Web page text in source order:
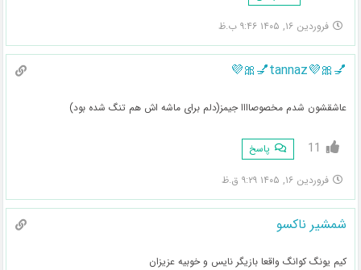
فروردین ۱۶, ۱۴۰۵ ۹:۴۶ ب.ظ
💅🎀💜tannaz💅🎀💜
عاشقشون شدم مخصوصاااا جیمز(دلم برای ماشه اش هم تنگ شده بود)
11 پاسخ
فروردین ۱۶, ۱۴۰۵ ۹:۲۹ ق.ظ
شمشیر ناکسو
کیم یونگ کوانگ واقعا بازیگر نایس و خوبیه عزیزان